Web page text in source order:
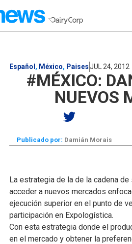
Español , México, PaisesJUL 24, 2012
#MÉXICO:
NUEVOS
Publicado por: Damián Morais
La estrategia de la de la cadena
acceder a nuevos mercados
ejecución superior en el punto de
participación en Expologística.
Con esta estrategia donde el
en el mercado y obtener la